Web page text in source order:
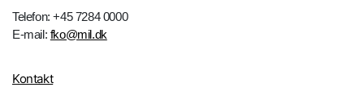
Telefon: +45 7284 0000
E-mail: fko@mil.dk
Kontakt